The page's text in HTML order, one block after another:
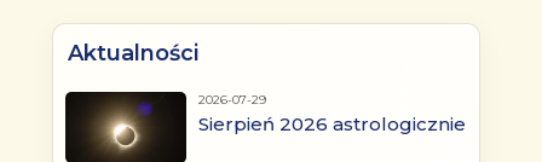
Aktualności
2026-07-29
Sierpień 2026 astrologicznie